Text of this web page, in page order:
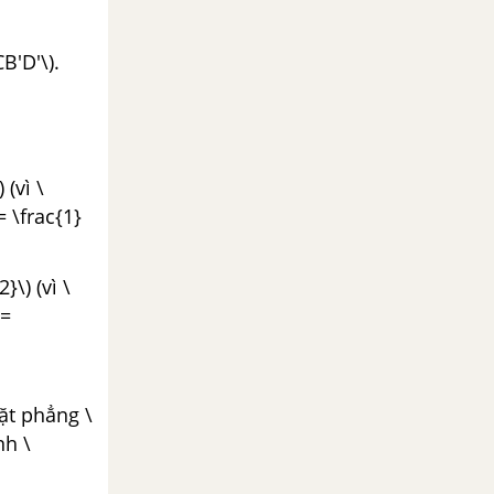
(vì \
\frac{1}
(vì \
phẳng \
\